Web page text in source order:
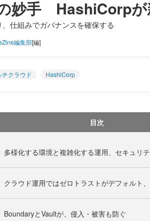
妙手 HashiCorpが
仕組みでガバナンスを確保する
編集部[編]
チクラウド HashiCorp
目次
多様化する環境と複雑化する運用、セキュリ
クラウド運用ではゼロトラストがデフォルト
BoundaryとVaultが、侵入・被害も防ぐ